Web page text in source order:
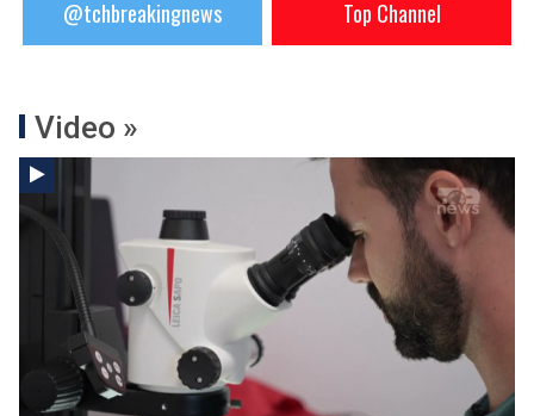
@tchbreakingnews Top Channel
Video »